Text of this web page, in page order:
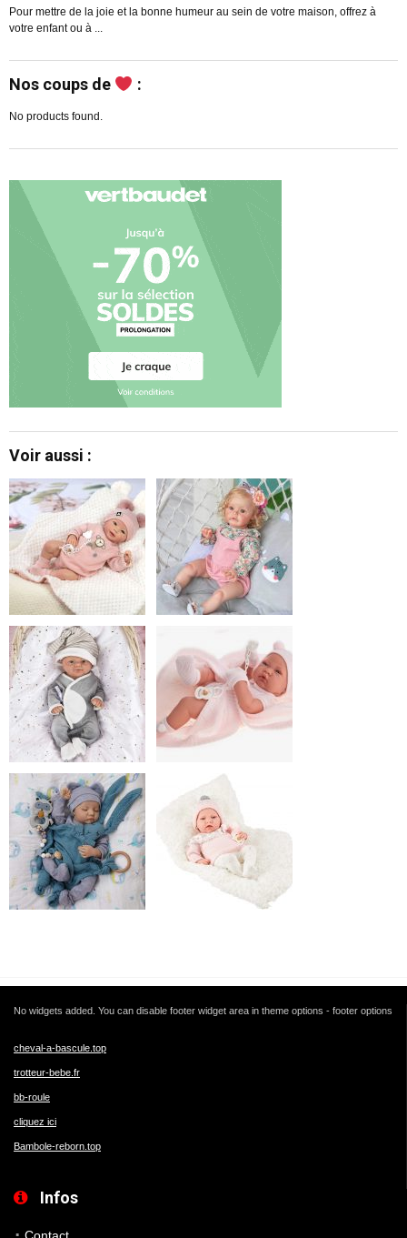
Pour mettre de la joie et la bonne humeur au sein de votre maison, offrez à
votre enfant ou à ...
Nos coups de :
No products found.
Voir aussi :
No widgets added. You can disable footer widget area in theme options - footer options
cheval-a-bascule.top
trotteur-bebe.fr
bb-roule
cliquez ici
Bambole-reborn.top
Infos
Contact